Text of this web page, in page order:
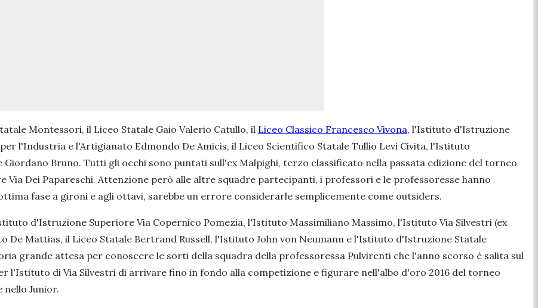
Montessori, il Liceo Statale Gaio Valerio Catullo, il Liceo Classico Francesco Vivona, l'Istituto d'Istruzione
l'Industria e l'Artigianato Edmondo De Amicis, il Liceo Scientifico Statale Tullio Levi Civita, l'Istituto
Bruno. Tutti gli occhi sono puntati sull'ex Malpighi, terzo classificato nella passata edizione del torneo
Dei Papareschi. Attenzione però alle altre squadre partecipanti, i professori e le professoresse hanno
fase a gironi e agli ottavi, sarebbe un errore considerarle semplicemente come outsiders.
d'Istruzione Superiore Via Copernico Pomezia, l'Istituto Massimiliano Massimo, l'Istituto Via Silvestri (ex
De Mattias, il Liceo Statale Bertrand Russell, l'Istituto John von Neumann e l'Istituto d'Istruzione Statale
grande attesa per conoscere le sorti della squadra della professoressa Pulvirenti che l'anno scorso è salita sul
l'Istituto di Via Silvestri di arrivare fino in fondo alla competizione e figurare nell'albo d'oro 2016 del torneo
nello Junior.